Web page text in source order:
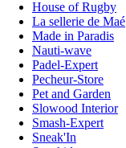
House of Rugby
La sellerie de Maé
Made in Paradis
Nauti-wave
Padel-Expert
Pecheur-Store
Pet and Garden
Slowood Interior
Smash-Expert
Sneak'In